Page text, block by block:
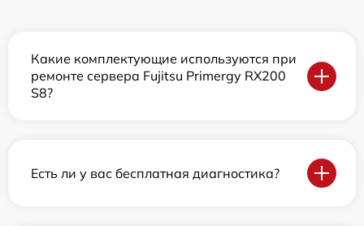
Какие комплектующие используются при
ремонте сервера Fujitsu Primergy RX200
S8?
Есть ли у вас бесплатная диагностика?